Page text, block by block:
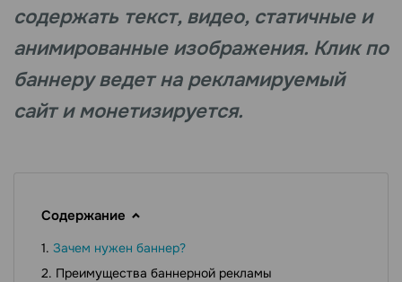
содержать текст, видео, статичные и
анимированные изображения. Клик по
баннеру ведет на рекламируемый
сайт и монетизируется.
Содержание
Зачем нужен баннер?
Преимущества баннерной рекламы